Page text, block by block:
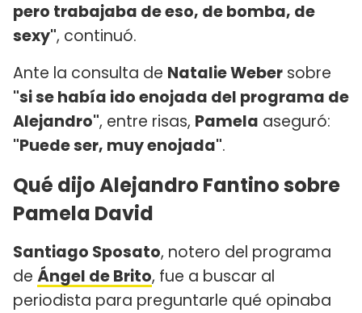
pero trabajaba de eso, de bomba, de
sexy", continuó.
Ante la consulta de Natalie Weber sobre
"si se había ido enojada del programa de
Alejandro", entre risas, Pamela aseguró:
"Puede ser, muy enojada".
Qué dijo Alejandro Fantino sobre
Pamela David
Santiago Sposato, notero del programa
de Ángel de Brito, fue a buscar al
periodista para preguntarle qué opinaba